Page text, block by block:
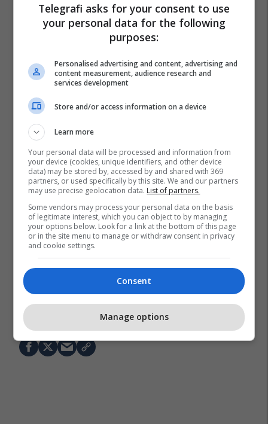
Yann Bisseck Inter Bayern Munich
Transferimet
Bundesliga
Serie A
Telegrafi asks for your consent to use
your personal data for the following
purposes:
Personalised advertising and content, advertising and
content measurement, audience research and
services development
Store and/or access information on a device
Learn more
Your personal data will be processed and information from
your device (cookies, unique identifiers, and other device
data) may be stored by, accessed by and shared with 369
partners, or used specifically by this site. We and our partners
may use precise geolocation data. List of partners.
Some vendors may process your personal data on the basis
of legitimate interest, which you can object to by managing
your options below. Look for a link at the bottom of this page
or in the site menu to manage or withdraw consent in privacy
and cookie settings.
Consent
Manage options